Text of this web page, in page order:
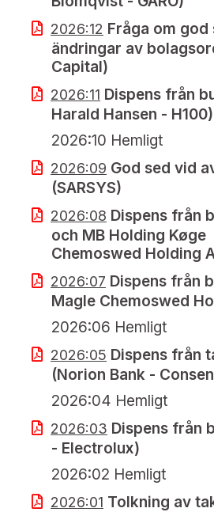
2026:12 Fråga om god
ändringar av
Capital)
2026:11 Dispens från
Harald Hansen - H100)
2026:10 Hemligt
2026:09 God sed vid
(SARSYS)
2026:08 Dispens från
och MB Holding Køge
Chemoswed Holding
2026:07 Dispens från
Magle Chemoswed
2026:06 Hemligt
2026:05 Dispens från
(Norion Bank -
2026:04 Hemligt
2026:03 Dispens från
- Electrolux)
2026:02 Hemligt
2026:01 Tolkning av